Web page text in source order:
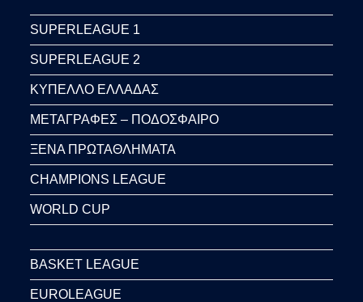
SUPERLEAGUE 1
SUPERLEAGUE 2
ΚΥΠΕΛΛΟ ΕΛΛΑΔΑΣ
ΜΕΤΑΓΡΑΦΕΣ – ΠΟΔΟΣΦΑΙΡΟ
ΞΕΝΑ ΠΡΩΤΑΘΛΗΜΑΤΑ
CHAMPIONS LEAGUE
WORLD CUP
BASKET LEAGUE
EUROLEAGUE